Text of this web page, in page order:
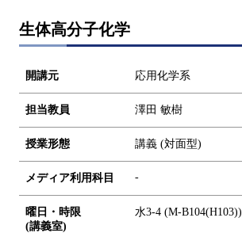
生体高分子化学
開講元 応用化学系
担当教員 澤田 敏樹
授業形態 講義 (対面型)
メディア利用科目 -
曜日・時限
(講義室)
水3-4 (M-B104(H103))